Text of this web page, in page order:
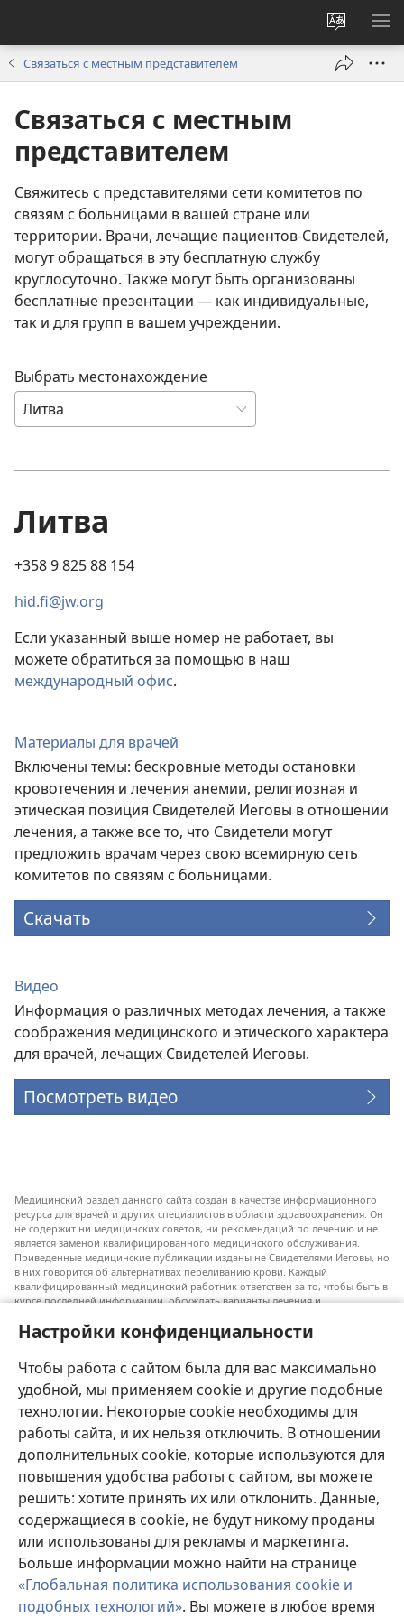
Настройки конфиденциальности
Чтобы работа с сайтом была для вас максимально
удобной, мы применяем cookie и другие подобные
технологии. Некоторые cookie необходимы для
работы сайта, и их нельзя отключить. В отношении
дополнительных cookie, которые используются для
повышения удобства работы с сайтом, вы можете
решить: хотите принять их или отклонить. Данные,
содержащиеся в cookie, не будут никому проданы
или использованы для рекламы и маркетинга.
Больше информации можно найти на странице
«Глобальная политика использования cookie и
подобных технологий». Вы можете в любое время
язык
сайта
Связаться с местным представителем
Связаться с местным
представителем
Свяжитесь с представителями сети комитетов по
связям с больницами в вашей стране или
территории. Врачи, лечащие пациентов-Свидетелей,
могут обращаться в эту бесплатную службу
круглосуточно. Также могут быть организованы
бесплатные презентации — как индивидуальные,
так и для групп в вашем учреждении.
Выбрать местонахождение
Литва
+358 9 825 88 154
hid.fi@jw.org
Если указанный выше номер не работает, вы
можете обратиться за помощью в наш
международный офис.
Материалы для врачей
Включены темы: бескровные методы остановки
кровотечения и лечения анемии, религиозная и
этическая позиция Свидетелей Иеговы в отношении
лечения, а также все то, что Свидетели могут
предложить врачам через свою всемирную сеть
комитетов по связям с больницами.
Скачать
Видео
Информация о различных методах лечения, а также
соображения медицинского и этического характера
для врачей, лечащих Свидетелей Иеговы.
Посмотреть видео
Медицинский раздел данного сайта создан в качестве информационного
ресурса для врачей и других специалистов в области здравоохранения. Он
не содержит ни медицинских советов, ни рекомендаций по лечению и не
является заменой квалифицированного медицинского обслуживания.
Приведенные медицинские публикации изданы не Свидетелями Иеговы, но
в них говорится об альтернативах переливанию крови. Каждый
квалифицированный медицинский работник ответствен за то, чтобы быть в
курсе последней информации, обсуждать варианты лечения и
с их состоянием, желаниями, ценностями и религиозными взглядами.
Не все перечисленные методы лечения подходят для каждого пациента.
Для пациентов. Всегда обращайтесь к врачу или другому
квалифицированному медицинскому работнику по вопросам, связанным с
вашим состоянием здоровья или методами лечения. Если вы заболели,
проконсультируйтесь с врачом.
Использование данного сайта определяется «Условиями использования».
Настроить внешний вид
Copyright© 2026 Watch Tower Bible and Tract Society of Pennsylvania.